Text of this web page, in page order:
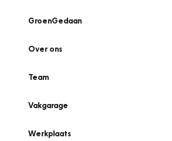
GroenGedaan
Over ons
Team
Vakgarage
Werkplaats